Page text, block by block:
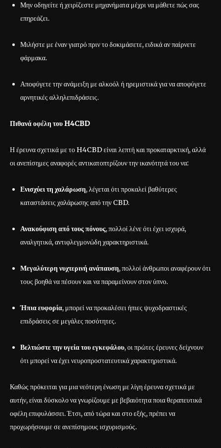
Μην οδηγείτε ή χειρίζεστε μηχανήματα μέχρι να μάθετε πώς σας
επηρεάζει.
Μιλήστε με έναν γιατρό πριν το δοκιμάσετε, ειδικά αν παίρνετε
φάρμακα.
Αποφύγετε την ανάμειξη με αλκοόλ ή ηρεμιστικά για να αποφύγετε
αρνητικές αλληλεπιδράσεις.
Πιθανά οφέλη του H4CBD
Η έρευνα σχετικά με το H4CBD είναι λεπτή και προκαταρκτική, αλλά
οι ανεπίσημες αναφορές αντικατοπτρίζουν την ικανότητά του να:
Ενισχύει τη χαλάρωση, λέγεται ότι προκαλεί βαθύτερες
καταστάσεις χαλάρωσης από την CBD.
Ανακούφιση από τους πόνους, πολλοί λένε ότι έχει ισχυρά,
αναλγητικά, αντιφλεγμονώδη χαρακτηριστικά.
Μεγαλύτερη νυχτερινή ανάπαυση, πολλοί άνθρωποι αναφέρουν ότι
τους βοηθά να πέσουν και να παραμείνουν στον ύπνο.
Ήπια ευφορία, μπορεί να προκαλέσει ήπιες ψυχοδραστικές
επιδράσεις σε μεγάλες ποσότητες.
Βελτιώστε την υγεία του εγκεφάλου, οι πρώτες έρευνες δείχνουν
ότι μπορεί να έχει νευροπροστατευτικά χαρακτηριστικά.
Καθώς πρόκειται για μια νεότερη ένωση με λίγη έρευνα σχετικά με
αυτήν, είναι δύσκολο να γνωρίζουμε με βεβαιότητα ποια θεραπευτικά
οφέλη επιφυλάσσει. Έτσι, από τώρα και στο εξής, πρέπει να
προχωρήσουμε σε ανεπίσημους ισχυρισμούς.